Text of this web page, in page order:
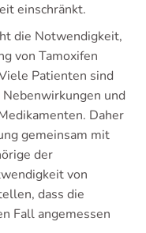
einschränkt.
die Notwendigkeit,
von Tamoxifen
Patienten sind
und
Daher
gemeinsam mit
der
von
dass die
Fall angemessen